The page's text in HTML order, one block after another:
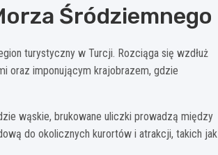
Śródziemnego
turystyczny w Turcji. Rozciąga się wzdłuż
oraz imponującym krajobrazem, gdzie
wąskie, brukowane uliczki prowadzą między
do okolicznych kurortów i atrakcji, takich jak